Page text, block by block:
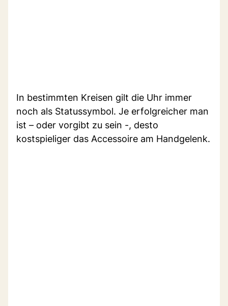
In bestimmten Kreisen gilt die Uhr immer
noch als Statussymbol. Je erfolgreicher man
ist – oder vorgibt zu sein -, desto
kostspieliger das Accessoire am Handgelenk.